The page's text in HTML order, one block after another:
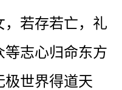
，若存若亡，礼
等志心归命东方
极世界得道天